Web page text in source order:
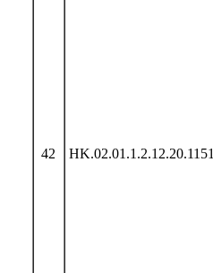
42 HK.02.01.1.2.12.20.1151